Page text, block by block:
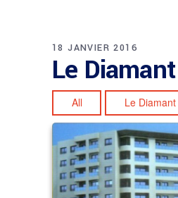
18 JANVIER 2016
Le
All Le